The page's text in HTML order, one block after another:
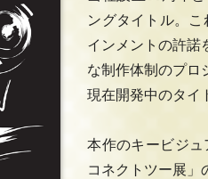
ングタイトル。
インメントの許諾
な制作体制のプロ
現在開発中のタイ
本作のキービジ
コネクトツー展」